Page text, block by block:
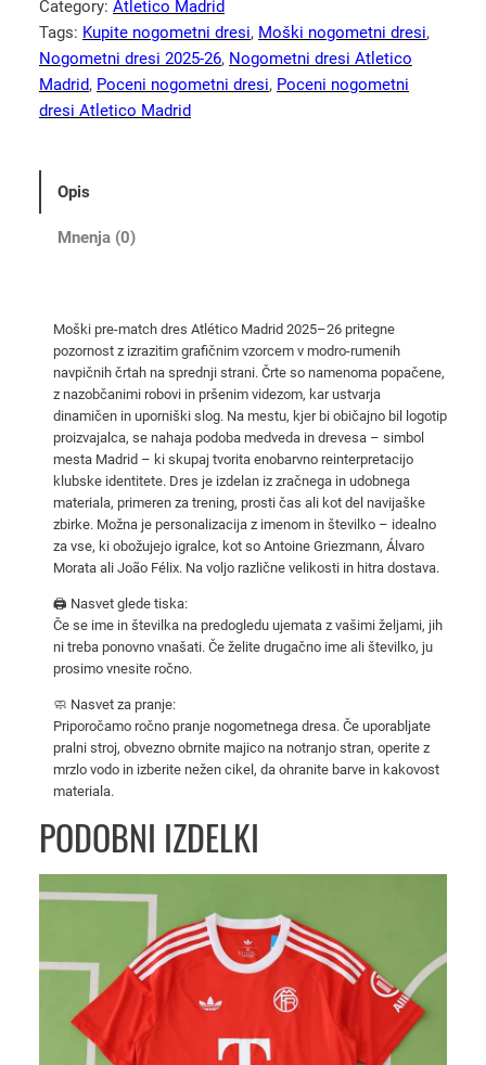
t
i
c
o
e
s
d
Category: Atletico Madrid
Tags: Kupite nogometni dresi, Moški nogometni dresi
Nogometni dresi 2025-26, Nogometni dresi Atletico
Madrid, Poceni nogometni dresi, Poceni nogometni
dresi Atletico Madrid
Opis
Mnenja (0)
Moški pre-match dres Atlético Madrid 2025–26 pritegne
pozornost z izrazitim grafičnim vzorcem v modro-rumenih
navpičnih črtah na sprednji strani. Črte so namenoma popačene,
z nazobčanimi robovi in pršenim videzom, kar ustvarja
dinamičen in uporniški slog. Na mestu, kjer bi običajno bil logotip
proizvajalca, se nahaja podoba medveda in drevesa – simbol
mesta Madrid – ki skupaj tvorita enobarvno reinterpretacijo
klubske identitete. Dres je izdelan iz zračnega in udobnega
materiala, primeren za trening, prosti čas ali kot del navijaške
zbirke. Možna je personalizacija z imenom in številko – idealno
za vse, ki obožujejo igralce, kot so Antoine Griezmann, Álvaro
Morata ali João Félix. Na voljo različne velikosti in hitra dostava.
🖨️ Nasvet glede tiska:
Če se ime in številka na predogledu ujemata z vašimi željami, jih
ni treba ponovno vnašati. Če želite drugačno ime ali številko, ju
prosimo vnesite ročno.
🧼 Nasvet za pranje:
Priporočamo ročno pranje nogometnega dresa. Če uporabljate
pralni stroj, obvezno obrnite majico na notranjo stran, operite z
mrzlo vodo in izberite nežen cikel, da ohranite barve in kakovost
materiala.
PODOBNI IZDELKI